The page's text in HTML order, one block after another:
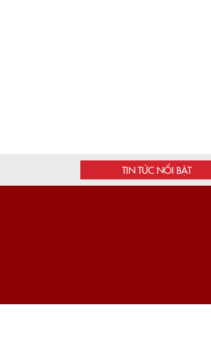
TIN TỨC NỔI BẬT